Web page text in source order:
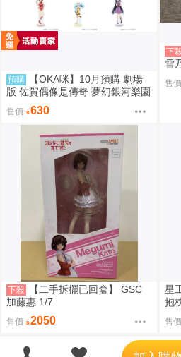
預購
【OKA咪】10月預購 劇場
版 佐賀偶像是傳奇 夢幻銀河樂園
｜壓克力立牌 (共7款任選)
售價 630
下
雪
售價
下殺
【二手拆擺已回盒】 GSC
加藤惠 1/7
售價 2050
星
抱
售價